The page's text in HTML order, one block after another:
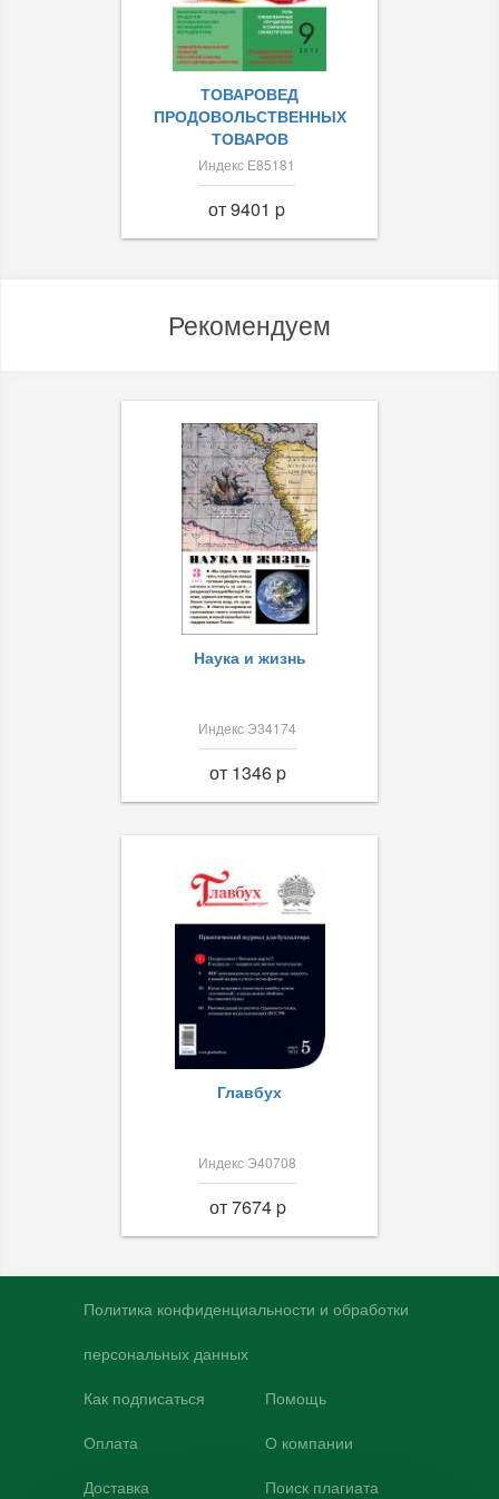
ТОВАРОВЕД
ПРОДОВОЛЬСТВЕННЫХ
ТОВАРОВ
Индекс Е85181
от 9401 p
Рекомендуем
Наука и жизнь
Индекс Э34174
от 1346 p
Главбух
Индекс Э40708
от 7674 p
Политика конфиденциальности и обработки
персональных данных
Как подписаться
Оплата
Доставка
Помощь
О компании
Поиск плагиата